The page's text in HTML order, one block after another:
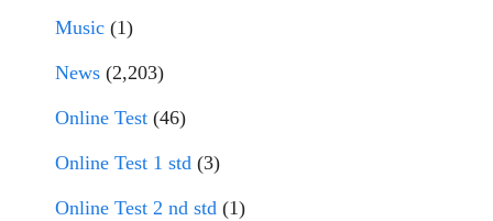
Music (1)
News (2,203)
Online Test (46)
Online Test 1 std (3)
Online Test 2 nd std (1)